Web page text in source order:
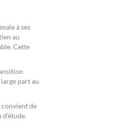
à ses
au
Cette
part au
de